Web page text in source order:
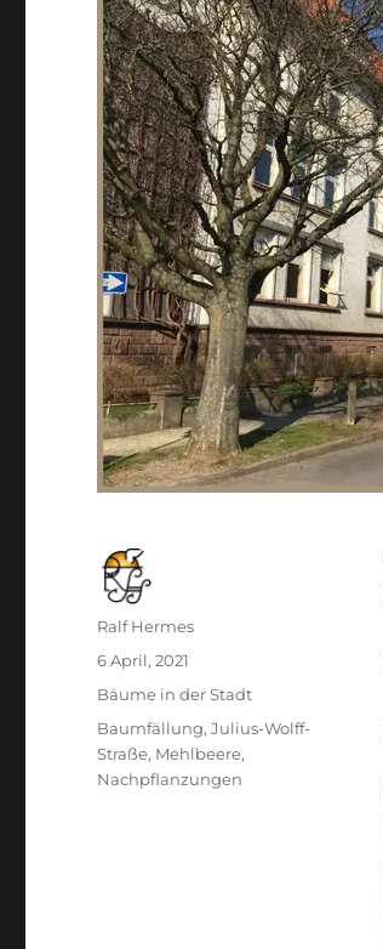
Autor
Ralf Hermes
Veröffentlicht
am
6 April, 2021
Kategorien
Bäume in der Stadt
Schlagwörter
Baumfällung,Julius-Wolff-
Straße, Mehlbeere,
Nachpflanzungen